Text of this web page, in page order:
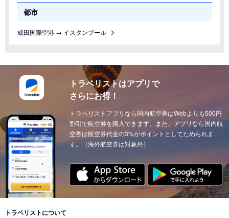
都市
成田国際空港 → イスタンブール
トラベリストはアプリで
さらにお得！
トラベリストアプリなら国内航空券はWebよりも500円
割引で航空券を購入できます。また、アプリなら国内航
空券は航空券代金の3%がポイントとしてためられま
す。（海外航空券は対象外）
トラベリストについて